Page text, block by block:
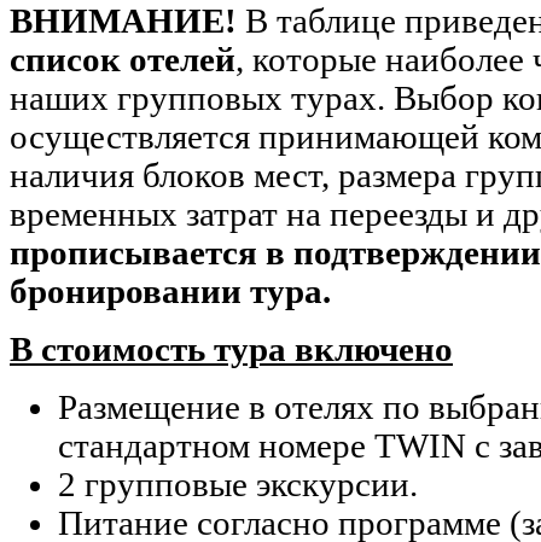
ВНИМАНИЕ! В таблице
список отелей, которые наиболее
наших групповых турах. Выбор
осуществляется принимающей
наличия блоков мест, размера
временных затрат на переезды и
прописывается в
бронировании тура.
В стоимость тура включено
Размещение в отелях по
стандартном номере TWIN с
2 групповые экскурсии.
Питание согласно программе